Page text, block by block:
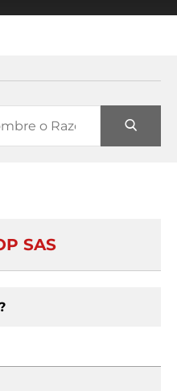
SAS